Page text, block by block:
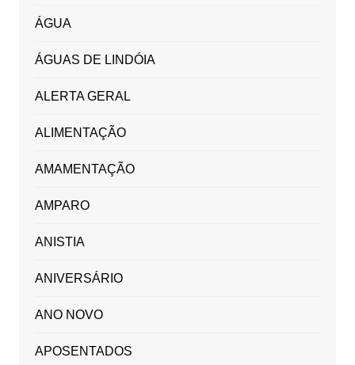
ÁGUA
ÁGUAS DE LINDÓIA
ALERTA GERAL
ALIMENTAÇÃO
AMAMENTAÇÃO
AMPARO
ANISTIA
ANIVERSÁRIO
ANO NOVO
APOSENTADOS